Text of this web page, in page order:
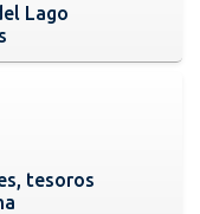
Lago
tesoros